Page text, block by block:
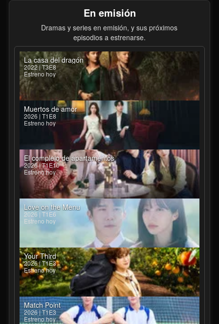
En emisión
Dramas y series en emisión, y sus próximos
episodios a estrenarse.
La casa del dragón
2022 | T3E8
Estreno hoy
Muertos de amor
2026 | T1E8
Estreno hoy
El complejo de apartamentos
2026 | T1E10
Estreno hoy
Love on the Menu
2026 | T1E6
Estreno hoy
Your Third
2026 | T1E3
Estreno hoy
Match Point
2026 | T1E3
Estreno hoy